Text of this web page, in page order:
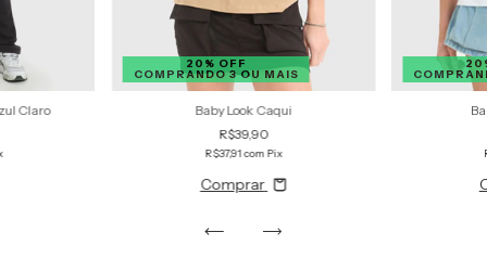
Claro
20% OFF
COMPRANDO 3 OU MAIS
Baby Look Caqui
R$39,90
R$37,91com Pix
Comprar